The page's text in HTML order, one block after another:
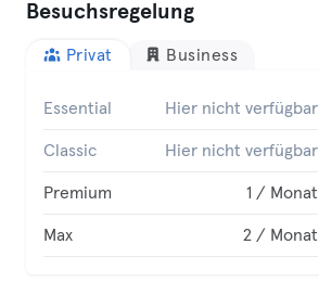
Besuchsregelung
Privat Business
Essential Hier nicht verfügbar
Classic Hier nicht verfügbar
Premium 1 / Monat
Max 2 / Monat